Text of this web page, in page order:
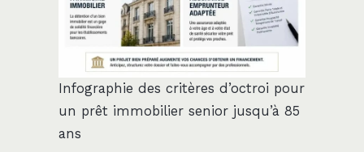
Infographie des critères d’octroi pour
un prêt immobilier senior jusqu’à 85
ans